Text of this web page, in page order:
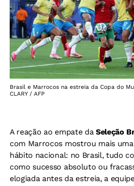
Brasil e Marrocos na estreia da Copa do
CLARY / AFP
A reação ao empate da Seleção
com Marrocos mostrou mais
hábito nacional: no Brasil, tudo
como sucesso absoluto ou
elogiada antes da estreia, a